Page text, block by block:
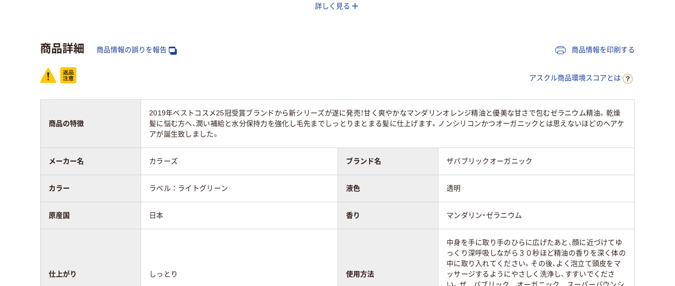
さらさら
スコア
詳しく見る
商品詳細 商品情報の誤りを報告 商品情報を印刷する
アスクル商品環境スコアとは
商品の特徴
2019年ベストコスメ25冠受賞ブランドから新シリーズが遂に発売！甘く爽やかなマンダリンオレンジ精油と優美な甘さで包むゼラニウム精油。乾燥
髪に悩む方へ、潤い補給と水分保持力を強化し毛先までしっとりまとまる髪に仕上げます。ノンシリコンかつオーガニックとは思えないほどのヘアケ
アが誕生致しました。
メーカー名 カラーズ ブランド名 ザパブリックオーガニック
カラー ラベル：ライトグリーン 液色 透明
原産国 日本 香り マンダリン・ゼラニウム
仕上がり しっとり 使用方法
中身を手に取り手のひらに広げたあと、顔に近づけてゆ
っくり深呼吸しながら３０秒ほど精油の香りを深く体の
中に取り入れてください。その後、よく泡立て頭皮をマ
ッサージするようにやさしく洗浄し、すすいでくださ